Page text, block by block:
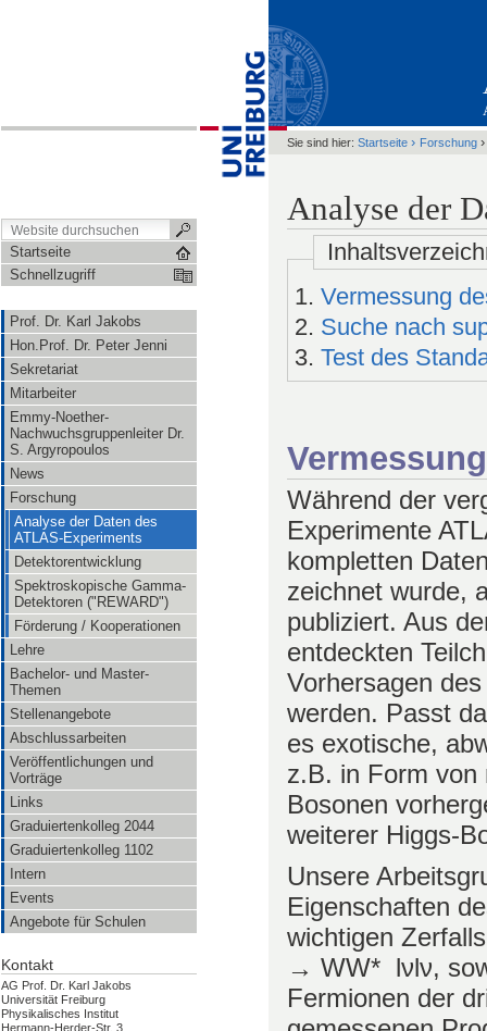
Startseite
Schnellzugriff
Prof. Dr. Karl Jakobs
Hon.Prof. Dr. Peter Jenni
Sekretariat
Mitarbeiter
Emmy-Noether-
Nachwuchsgruppenleiter Dr.
S. Argyropoulos
News
Forschung
Analyse der Daten des
ATLAS-Experiments
Detektorentwicklung
Spektroskopische Gamma-
Detektoren ("REWARD")
Förderung / Kooperationen
Lehre
Bachelor- und Master-
Themen
Stellenangebote
Abschlussarbeiten
Veröffentlichungen und
Vorträge
Links
Graduiertenkolleg 2044
Graduiertenkolleg 1102
Intern
Events
Angebote für Schulen
Kontakt
AG Prof. Dr. Karl Jakobs
Universität Freiburg
Physikalisches Institut
Hermann-Herder-Str. 3
Sie sind hier: Startseite › Forschung
Analyse der
Vermessung
Suche nach
Test des
Während der
Experimente
kompletten
zeichnet wurde,
publiziert. Aus
entdeckten
Vorhersagen
werden. Passt
es exotische,
z.B. in Form von
Bosonen
weiterer Higgs-
Unsere
Eigenschaften
wichtigen
→ WW* lνlν,
Fermionen der